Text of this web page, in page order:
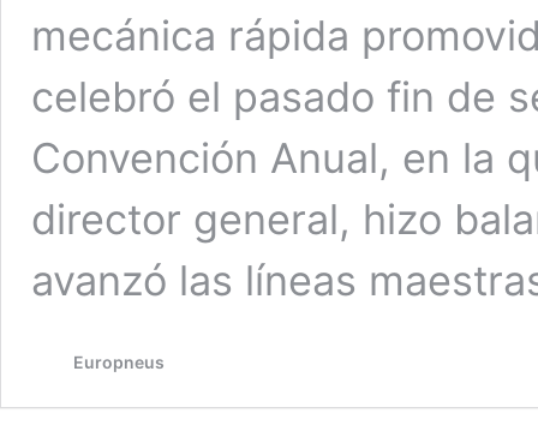
mecánica rápida
celebró el pasado fin de
Convención Anual, en la
director general, hizo
avanzó las líneas
Europneus